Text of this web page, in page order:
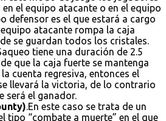
en el equipo atacante o en el equipo
defensor es el que estará a cargo
atacante rompa la caja
se guardan todos los cristales.
tiene una duración de 2.5
que la caja fuerte se mantenga
cuenta regresiva, entonces el
llevará la victoria, de lo contrario
será el ganador.
.En este caso se trata de un
tipo “combate a muerte” en el que